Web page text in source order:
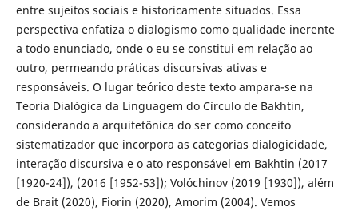
entre sujeitos sociais e historicamente situados. Essa
perspectiva enfatiza o dialogismo como qualidade inerente
a todo enunciado, onde o eu se constitui em relação ao
outro, permeando práticas discursivas ativas e
responsáveis. O lugar teórico deste texto ampara-se na
Teoria Dialógica da Linguagem do Círculo de Bakhtin,
considerando a arquitetônica do ser como conceito
sistematizador que incorpora as categorias dialogicidade,
interação discursiva e o ato responsável em Bakhtin (2017
[1920-24]), (2016 [1952-53]); Volóchinov (2019 [1930]), além
de Brait (2020), Fiorin (2020), Amorim (2004). Vemos